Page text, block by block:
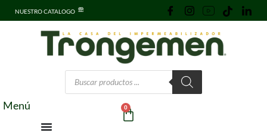
NUESTRO CATALOGO
Menú 0